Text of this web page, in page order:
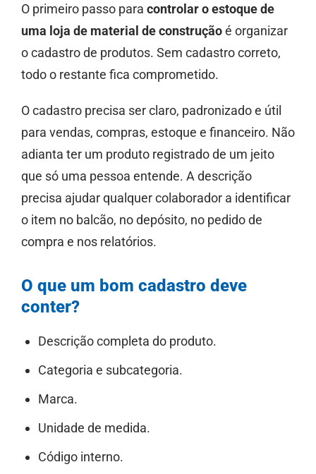
O primeiro passo para controlar o estoque de
uma loja de material de construçãoé organizar
o cadastro de produtos. Sem cadastro correto,
todo o restante fica comprometido.
O cadastro precisa ser claro, padronizado e útil
para vendas, compras, estoque e financeiro. Não
adianta ter um produto registrado de um jeito
que só uma pessoa entende. A descrição
precisa ajudar qualquer colaborador a identificar
o item no balcão, no depósito, no pedido de
compra e nos relatórios.
O que um bom cadastro deve
conter?
Descrição completa do produto.
Categoria e subcategoria.
Marca.
Unidade de medida.
Código interno.